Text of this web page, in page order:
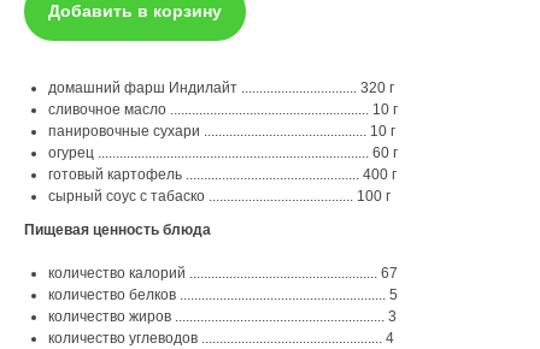
Добавить в корзину
домашний фарш Индилайт ................................ 320 г
сливочное масло ....................................................... 10 г
панировочные сухари ............................................. 10 г
огурец ........................................................................... 60 г
готовый картофель ................................................ 400 г
сырный соус с табаско ........................................ 100 г
Пищевая ценность блюда
количество калорий .................................................... 67
количество белков ......................................................... 5
количество жиров .......................................................... 3
количество углеводов .................................................. 4